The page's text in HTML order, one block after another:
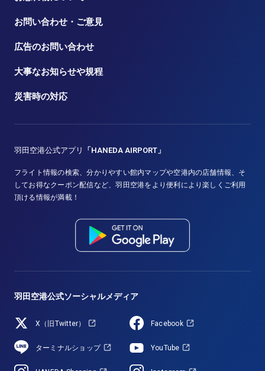
お問い合わせ・ご意見
広告のお問い合わせ
大事なお知らせや規程
災害時の対応
羽田空港公式アプリ 「HANEDA AIRPORT」
フライト情報の検索、分かりやすい館内マップや空港内の店舗情報、そ
してお得なクーポン配信など、羽田空港をより便利により楽しくご利用
頂ける情報が満載！
羽田空港公式ソーシャルメディア
X（旧Twitter） Facebook
ターミナルショップ YouTube